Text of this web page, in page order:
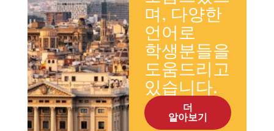
며, 다양한
언어로
학생분들을
도움드리고
있습니다.
더
알아보기